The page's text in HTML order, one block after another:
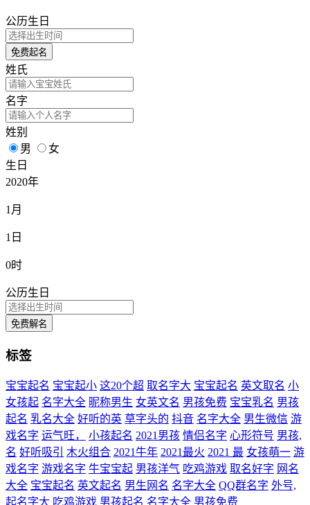
公历生日
免费起名
姓氏
名字
姓别
男
女
生日
2020年
1月
1日
0时
公历生日
免费解名
标签
宝宝起名 宝宝起小 这20个超 取名字大 宝宝起名 英文取名 小
女孩起 名字大全 昵称男生 女英文名 男孩免费 宝宝乳名 男孩
起名 乳名大全 好听的英 草字头的 抖音 名字大全 男生微信 游
戏名字 运气旺， 小孩起名 2021男孩 情侣名字 心形符号 男孩,
名 好听吸引 木火组合 2021牛年 2021最火 2021 最 女孩萌一 游
戏名字 游戏名字 牛宝宝起 男孩洋气 吃鸡游戏 取名好字 网名
大全 宝宝起名 英文起名 男生网名 名字大全 QQ群名字 外号,
起名字大 吃鸡游戏 男孩起名 名字大全 男孩免费